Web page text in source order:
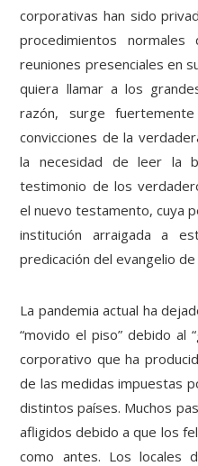
corporativas han sido
procedimientos
reuniones presenciales en
quiera llamar a los
razón, surge
convicciones de la
la necesidad de leer la
testimonio de los
el nuevo testamento, cuya
institución arraigada a
predicación del evangelio
La pandemia actual ha
“movido el piso” debido al
corporativo que ha
de las medidas impuestas
distintos países. Muchos
afligidos debido a que los
como antes. Los locales